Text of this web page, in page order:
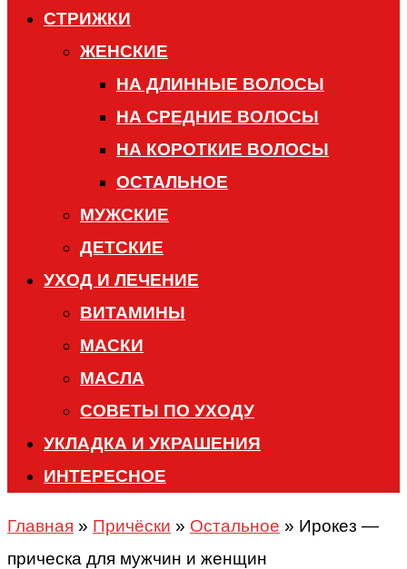
СТРИЖКИ
ЖЕНСКИЕ
НА ДЛИННЫЕ ВОЛОСЫ
НА СРЕДНИЕ ВОЛОСЫ
НА КОРОТКИЕ ВОЛОСЫ
ОСТАЛЬНОЕ
МУЖСКИЕ
ДЕТСКИЕ
УХОД И ЛЕЧЕНИЕ
ВИТАМИНЫ
МАСКИ
МАСЛА
СОВЕТЫ ПО УХОДУ
УКЛАДКА И УКРАШЕНИЯ
ИНТЕРЕСНОЕ
Главная » Причёски » Остальное » Ирокез —
прическа для мужчин и женщин